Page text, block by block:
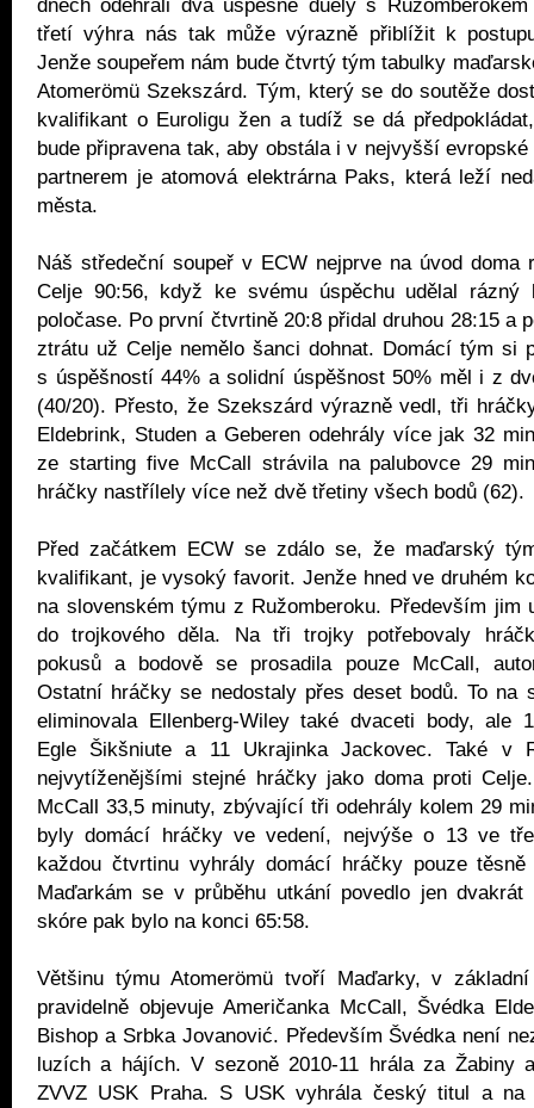
dnech odehráli dva úspěšné duely s
třetí výhra nás tak může výrazně přiblížit k
Jenže soupeřem nám bude čtvrtý tým tabulky
Atomerömü Szekszárd. Tým, který se do soutěže
kvalifikant o Euroligu žen a tudíž se dá
bude připravena tak, aby obstála i v nejvyšší
partnerem je atomová elektrárna Paks, která leží
města.
Náš středeční soupeř v ECW nejprve na úvod doma
Celje 90:56, když ke svému úspěchu udělal
poločase. Po první čtvrtině 20:8 přidal druhou 28:15 a
ztrátu už Celje nemělo šanci dohnat. Domácí tým si
s úspěšností 44% a solidní úspěšnost 50% měl i z
(40/20). Přesto, že Szekszárd výrazně vedl, tři
Eldebrink, Studen a Geberen odehrály více jak 32
ze starting five McCall strávila na palubovce 29
hráčky nastřílely více než dvě třetiny všech bodů (62).
Před začátkem ECW se zdálo se, že maďarský
kvalifikant, je vysoký favorit. Jenže hned ve druhém
na slovenském týmu z Ružomberoku. Především jim
do trojkového děla. Na tři trojky potřebovaly
pokusů a bodově se prosadila pouze McCall,
Ostatní hráčky se nedostaly přes deset bodů. To na
eliminovala Ellenberg-Wiley také dvaceti body, ale
Egle Šikšniute a 11 Ukrajinka Jackovec. Také v
nejvytíženějšími stejné hráčky jako doma proti
McCall 33,5 minuty, zbývající tři odehrály kolem 29
byly domácí hráčky ve vedení, nejvýše o 13 ve
každou čtvrtinu vyhrály domácí hráčky pouze
Maďarkám se v průběhu utkání povedlo jen dvakrát
skóre pak bylo na konci 65:58.
Většinu týmu Atomerömü tvoří Maďarky, v
pravidelně objevuje Američanka McCall, Švédka
Bishop a Srbka Jovanović. Především Švédka není
luzích a hájích. V sezoně 2010-11 hrála za Žabiny
ZVVZ USK Praha. S USK vyhrála český titul a